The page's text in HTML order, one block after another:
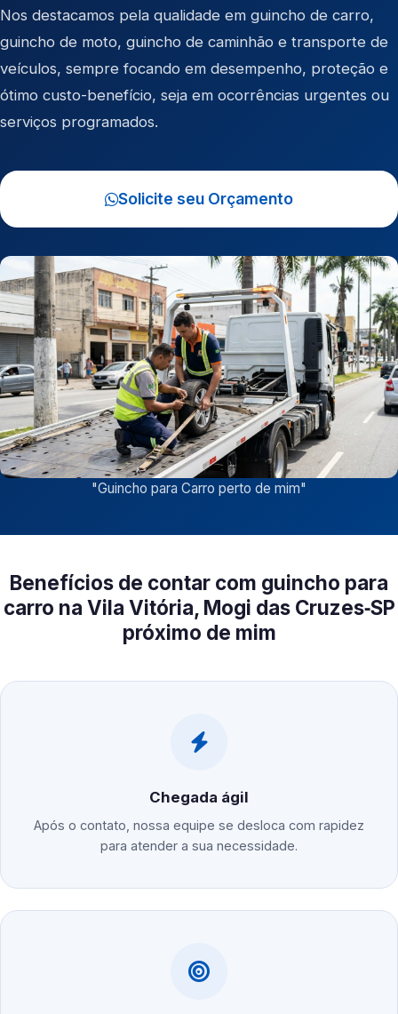
Nos destacamos pela qualidade em guincho de carro,
guincho de moto, guincho de caminhão e transporte de
veículos, sempre focando em desempenho, proteção e
ótimo custo-benefício, seja em ocorrências urgentes ou
serviços programados.
Solicite seu Orçamento
"Guincho para Carro perto de mim"
Benefícios de contar com guincho para
carro na Vila Vitória, Mogi das Cruzes‑SP
próximo de mim
Chegada ágil
Após o contato, nossa equipe se desloca com rapidez
para atender a sua necessidade.